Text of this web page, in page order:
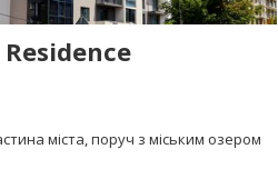
міста, поруч з міським озером